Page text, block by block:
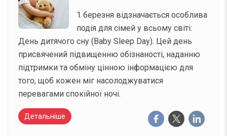
1 березня відзначається особлива
подія для сімей у всьому світі:
День дитячого сну (Baby Sleep Day). Цей день
присвячений підвищенню обізнаності, наданню
підтримки та обміну цінною інформацією для
того, щоб кожен міг насолоджуватися
перевагами спокійної ночі.
Детальніше